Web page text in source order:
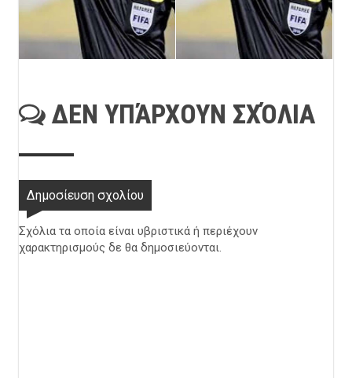
ΔΕΝ ΥΠΆΡΧΟΥΝ ΣΧΌΛΙΑ
Δημοσίευση σχολίου
Σχόλια τα οποία είναι υβριστικά ή περιέχουν
χαρακτηρισμούς δε θα δημοσιεύονται.